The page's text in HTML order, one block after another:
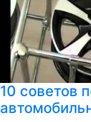
10 советов